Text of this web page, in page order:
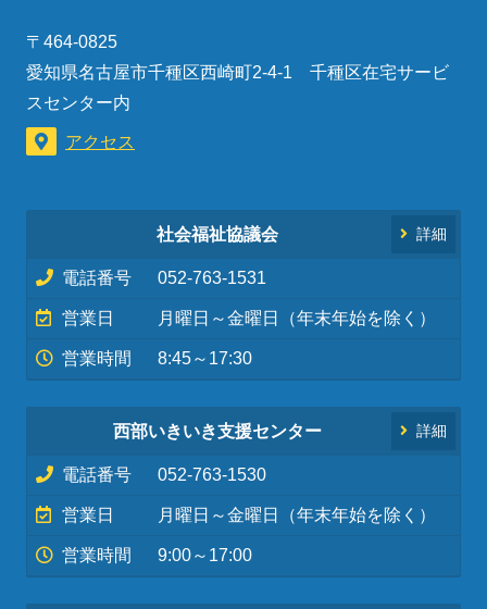
〒464-0825
愛知県名古屋市千種区西崎町2-4-1 千種区在宅サービ
スセンター内
アクセス
社会福祉協議会 詳細
電話番号 052-763-1531
営業日 月曜日～金曜日（年末年始を除く）
営業時間 8:45～17:30
西部いきいき支援センター 詳細
電話番号 052-763-1530
営業日 月曜日～金曜日（年末年始を除く）
営業時間 9:00～17:00